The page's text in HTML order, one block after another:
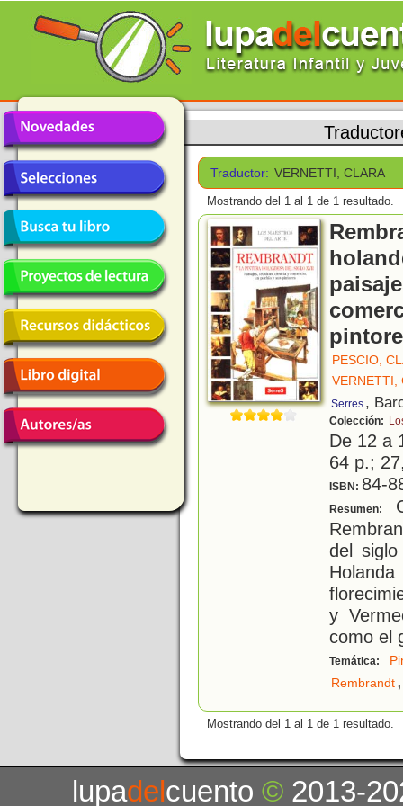
Traductor: VERNETTI, CLARA
Mostrando del 1 al 1 de 1 resultado.
PESCIO,
VERNETTI,
Serres ,
Colección:
De 12 a
64 p.;
ISBN: 84-
Resumen:
del
y
como el
Temática:
Rembrandt,
Mostrando del 1 al 1 de 1 resultado.
lupadelcuento© 2013-